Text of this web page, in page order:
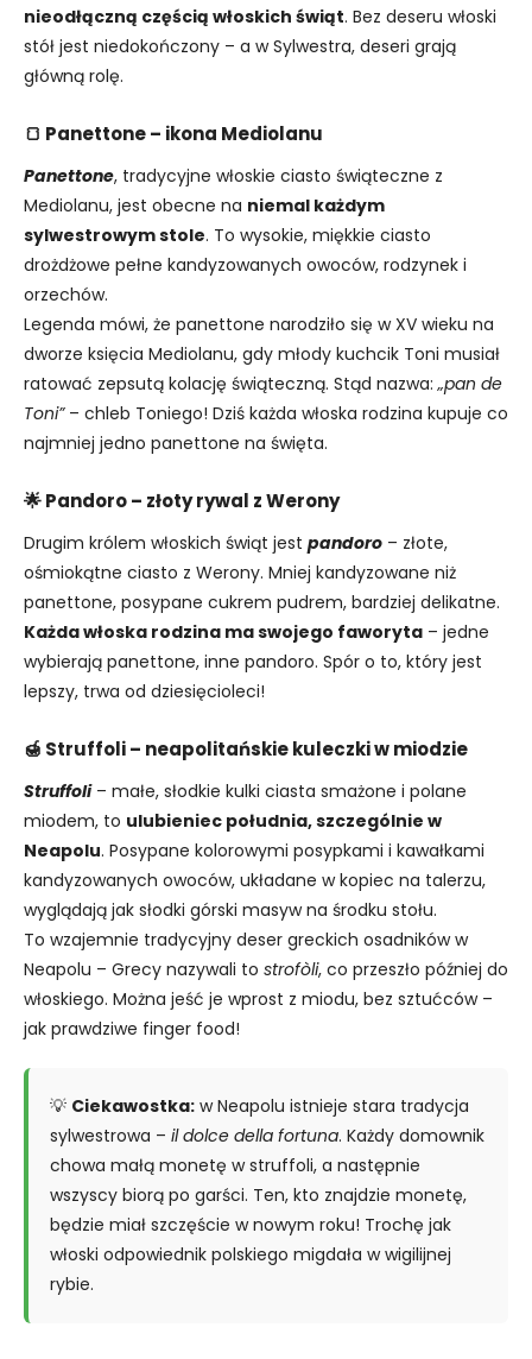
nieodłączną częścią włoskich świąt. Bez deseru włoski
stół jest niedokończony – a w Sylwestra, deseri grają
główną rolę.
🍞 Panettone – ikona Mediolanu
Panettone, tradycyjne włoskie ciasto świąteczne z
Mediolanu, jest obecne na niemal każdym
sylwestrowym stole. To wysokie, miękkie ciasto
drożdżowe pełne kandyzowanych owoców, rodzynek i
orzechów.
Legenda mówi, że panettone narodziło się w XV wieku na
dworze księcia Mediolanu, gdy młody kuchcik Toni musiał
ratować zepsutą kolację świąteczną. Stąd nazwa:„pan de
Toni”– chleb Toniego! Dziś każda włoska rodzina kupuje co
najmniej jedno panettone na święta.
🌟 Pandoro – złoty rywal z Werony
Drugim królem włoskich świąt jest pandoro – złote,
ośmiokątne ciasto z Werony. Mniej kandyzowane niż
panettone, posypane cukrem pudrem, bardziej delikatne.
Każda włoska rodzina ma swojego faworyta – jedne
wybierają panettone, inne pandoro. Spór o to, który jest
lepszy, trwa od dziesięcioleci!
🍯 Struffoli – neapolitańskie kuleczki w miodzie
Struffoli– małe, słodkie kulki ciasta smażone i polane
miodem, to ulubieniec południa, szczególnie w
Neapolu. Posypane kolorowymi posypkami i kawałkami
kandyzowanych owoców, układane w kopiec na talerzu,
wyglądają jak słodki górski masyw na środku stołu.
To wzajemnie tradycyjny deser greckich osadników w
Neapolu – Grecy nazywali to strofòli, co przeszło później do
włoskiego. Można jeść je wprost z miodu, bez sztućców –
jak prawdziwe finger food!
💡 Ciekawostka: w Neapolu istnieje stara tradycja
sylwestrowa – il dolce della fortuna. Każdy domownik
chowa małą monetę w struffoli, a następnie
wszyscy biorą po garści. Ten, kto znajdzie monetę,
będzie miał szczęście w nowym roku! Trochę jak
włoski odpowiednik polskiego migdała w wigilijnej
rybie.